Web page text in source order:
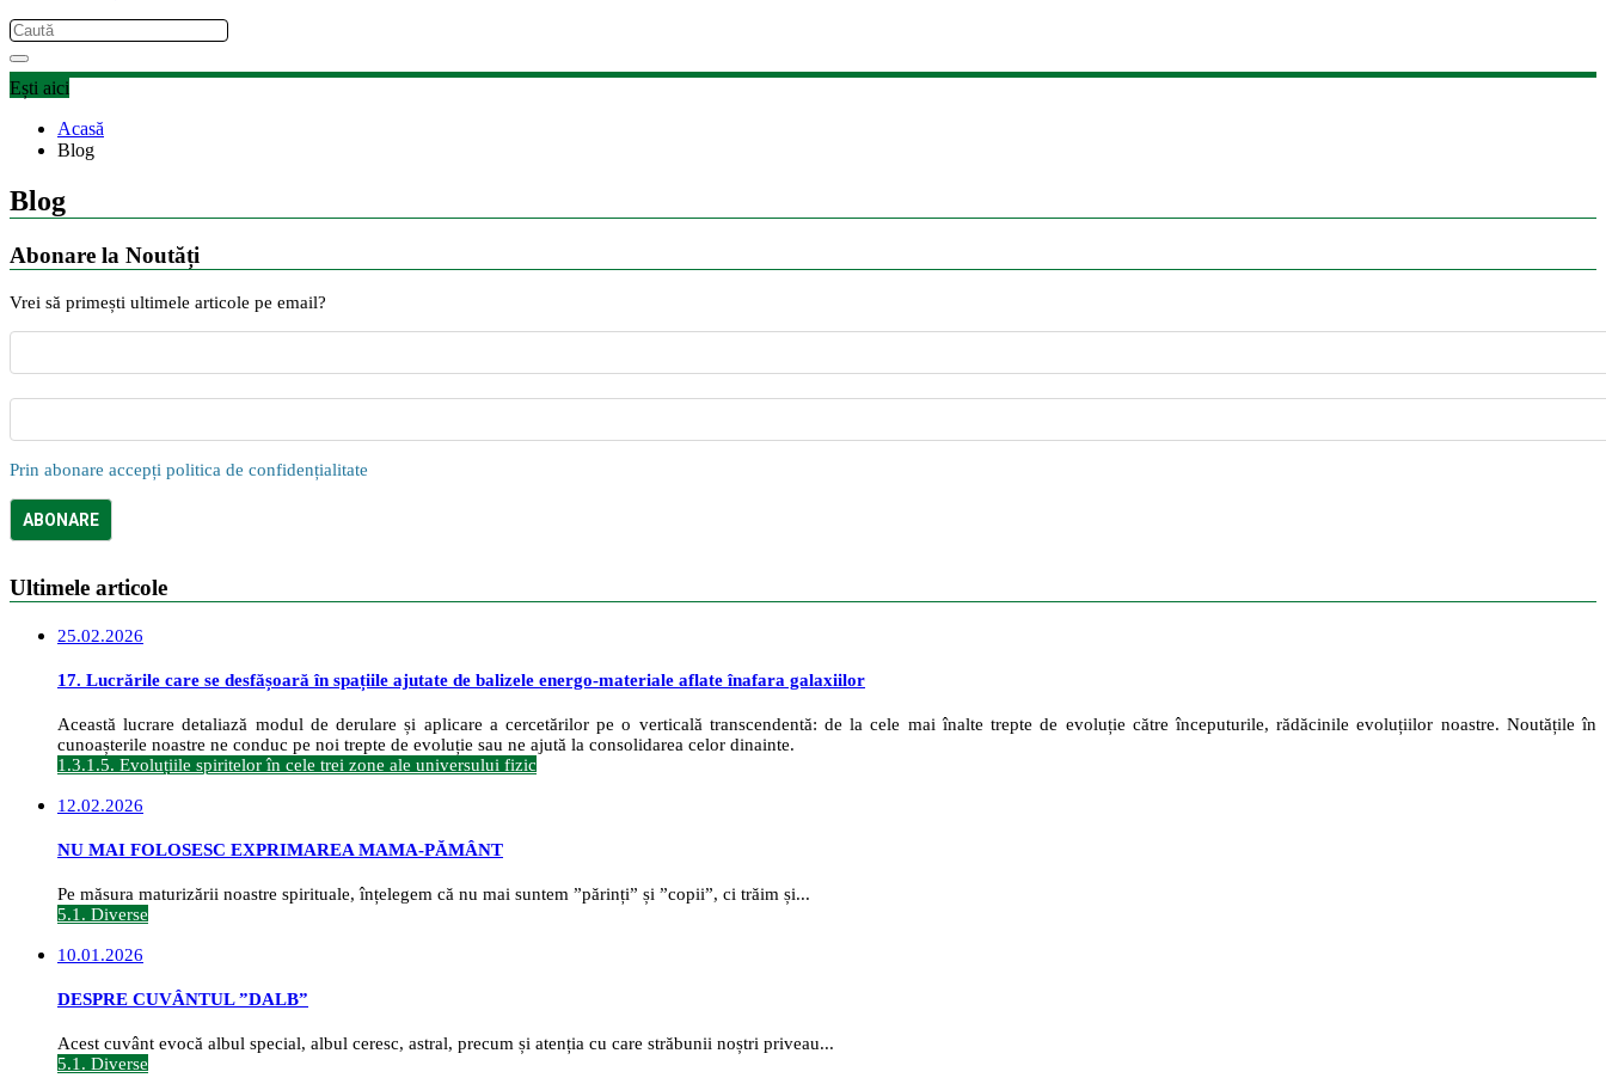
Ești aici
Acasă
Blog
Blog
Abonare la Noutăți
Vrei să primești ultimele articole pe email?
Prin abonare accepți politica de confidențialitate
Ultimele articole
25.02.2026
17. Lucrările care se desfășoară în spațiile ajutate de balizele energo-materiale aflate înafara galaxiilor
Această lucrare detaliază modul de derulare și aplicare a cercetărilor pe o verticală transcendentă: de la cele mai înalte trepte de evoluție către începuturile, rădăcinile evoluțiilor noastre. Noutățile în
cunoașterile noastre ne conduc pe noi trepte de evoluție sau ne ajută la consolidarea celor dinainte.
1.3.1.5. Evoluțiile spiritelor în cele trei zone ale universului fizic
12.02.2026
NU MAI FOLOSESC EXPRIMAREA MAMA-PĂMÂNT
Pe măsura maturizării noastre spirituale, înțelegem că nu mai suntem ”părinți” și ”copii”, ci trăim și...
5.1. Diverse
10.01.2026
DESPRE CUVÂNTUL ”DALB”
Acest cuvânt evocă albul special, albul ceresc, astral, precum și atenția cu care străbunii noștri priveau...
5.1. Diverse